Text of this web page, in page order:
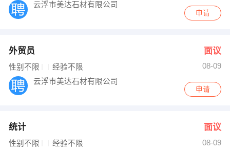
云浮市美达石材有限公司
申请
外贸员 面议
性别不限 经验不限
08-09
云浮市美达石材有限公司
申请
统计 面议
性别不限 经验不限
08-09